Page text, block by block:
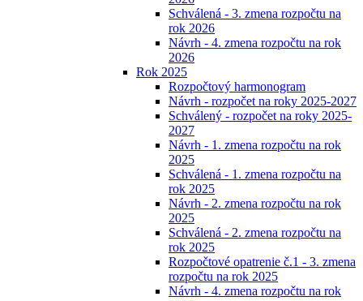
Schválená - 3. zmena rozpočtu na
rok 2026
Návrh - 4. zmena rozpočtu na rok
2026
Rok 2025
Rozpočtový harmonogram
Návrh - rozpočet na roky 2025-2027
Schválený - rozpočet na roky 2025-
2027
Návrh - 1. zmena rozpočtu na rok
2025
Schválená - 1. zmena rozpočtu na
rok 2025
Návrh - 2. zmena rozpočtu na rok
2025
Schválená - 2. zmena rozpočtu na
rok 2025
Rozpočtové opatrenie č.1 - 3. zmena
rozpočtu na rok 2025
Návrh - 4. zmena rozpočtu na rok